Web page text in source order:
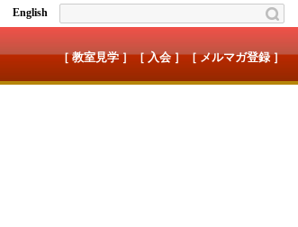
English
［ 教室見学 ］［ 入会 ］［ メルマガ登録 ］